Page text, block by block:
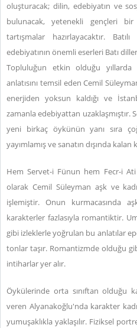
oluşturacak; dilin, edebiyatın ve
bulunacak, yetenekli gençleri
tartışmalar hazırlayacaktır.
edebiyatının önemli eserleri Batı
Topluluğun etkin olduğu
anlatısını temsil eden Cemil
enerjiden yoksun kaldığı ve
zamanla edebiyattan uzaklaşmıştır.
yeni birkaç öykünün yanı sıra
yayımlamış ve sanatın dışında
Hem Servet-i Fünun hem Fecr-i
olarak Cemil Süleyman aşk ve
işlemiştir. Onun kurmacasında
karakterler fazlasıyla romantiktir.
gibi izleklerle yoğrulan bu anlatılar
tonlar taşır. Romantizmde olduğu
intiharlar yer alır.
Öykülerinde orta sınıftan olduğu
veren Alyanakoğlu'nda karakter
yumuşaklıkla yaklaşılır. Fiziksel